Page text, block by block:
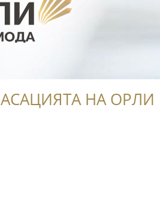
НА ОРЛИ